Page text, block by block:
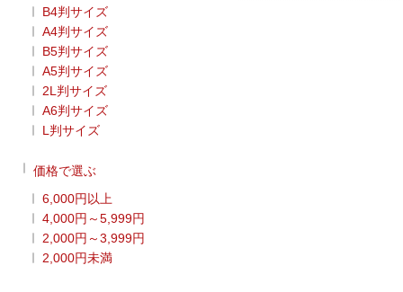
B4判サイズ
A4判サイズ
B5判サイズ
A5判サイズ
2L判サイズ
A6判サイズ
L判サイズ
価格で選ぶ
6,000円以上
4,000円～5,999円
2,000円～3,999円
2,000円未満